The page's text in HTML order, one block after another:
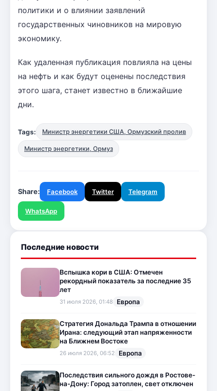
политики и о влиянии заявлений
государственных чиновников на мировую
экономику.
Как удаленная публикация повлияла на цены
на нефть и как будут оценены последствия
этого шага, станет известно в ближайшие
дни.
Tags: Министр энергетики США, Ормузский пролив
Министр энергетики, Ормуз
Share: Facebook Twitter Telegram
WhatsApp
Последние новости
Вспышка кори в США: Отмечен
рекордный показатель за последние 35
лет
31 июля 2026, 01:48 Европа
Стратегия Дональда Трампа в отношении
Ирана: следующий этап напряженности
на Ближнем Востоке
26 июля 2026, 06:52 Европа
Последствия сильного дождя в Ростове-
на-Дону: Город затоплен, свет отключен